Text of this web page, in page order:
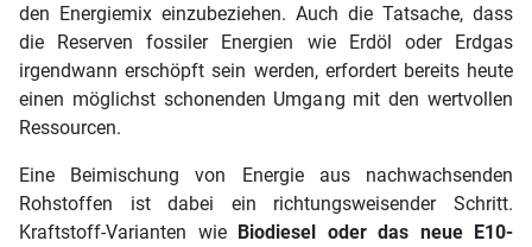
den Energiemix einzubeziehen. Auch die Tatsache, dass
die Reserven fossiler Energien wie Erdöl oder Erdgas
irgendwann erschöpft sein werden, erfordert bereits heute
einen möglichst schonenden Umgang mit den wertvollen
Ressourcen.
Eine Beimischung von Energie aus nachwachsenden
Rohstoffen ist dabei ein richtungsweisender Schritt.
Kraftstoff-Varianten wie Biodiesel oder das neue E10-